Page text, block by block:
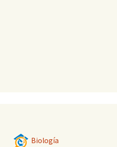
Biología